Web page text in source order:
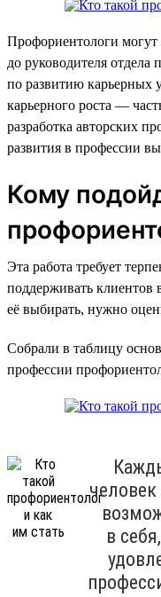
Профориентологи могут
до руководителя
по развитию карьерных
карьерного роста —
разработка авторских
развития в профессии
Кому
Эта работа требует
поддерживать
её выбирать, нужно
Собрали в таблицу
профессии
в